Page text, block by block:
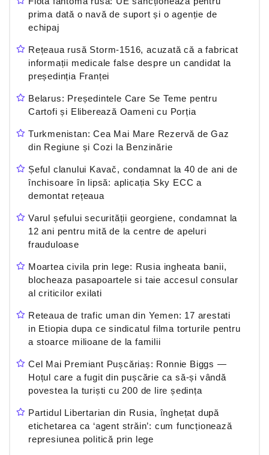
prima dată o navă de suport și o agenție de
echipaj
Rețeaua rusă Storm-1516, acuzată că a fabricat
informații medicale false despre un candidat la
președinția Franței
Belarus: Președintele Care Se Teme pentru
Cartofi și Eliberează Oameni cu Porția
Turkmenistan: Cea Mai Mare Rezervă de Gaz
din Regiune și Cozi la Benzinărie
Șeful clanului Kavač, condamnat la 40 de ani de
închisoare în lipsă: aplicația Sky ECC a
demontat rețeaua
Varul șefului securității georgiene, condamnat la
12 ani pentru mită de la centre de apeluri
frauduloase
Moartea civila prin lege: Rusia ingheata banii,
blocheaza pasapoartele si taie accesul consular
al criticilor exilati
Reteaua de trafic uman din Yemen: 17 arestati
in Etiopia dupa ce sindicatul filma torturile pentru
a stoarce milioane de la familii
Cel Mai Premiant Pușcăriaș: Ronnie Biggs —
Hoțul care a fugit din pușcărie ca să-și vândă
povestea la turiști cu 200 de lire ședința
Partidul Libertarian din Rusia, înghețat după
etichetarea ca ‘agent străin’: cum funcționează
represiunea politică prin lege